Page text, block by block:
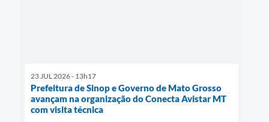
23 JUL 2026 - 13h17
Prefeitura de Sinop e Governo de Mato Grosso
avançam na organização do Conecta Avistar MT
com visita técnica